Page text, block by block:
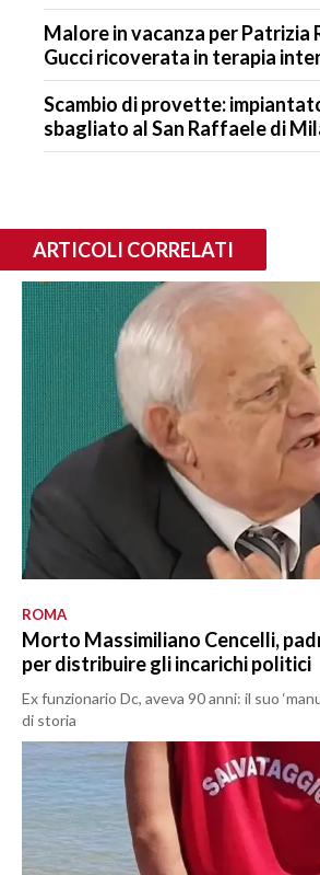
Malore in vacanza per Patrizia
Gucci ricoverata in terapia
Scambio di provette:
sbagliato al San Raffaele di
ARTICOLI CORRELATI
ROMA
Morto Massimiliano Cencelli,
per distribuire gli incarichi politici
Ex funzionario Dc, aveva 90 anni: il suo
di storia